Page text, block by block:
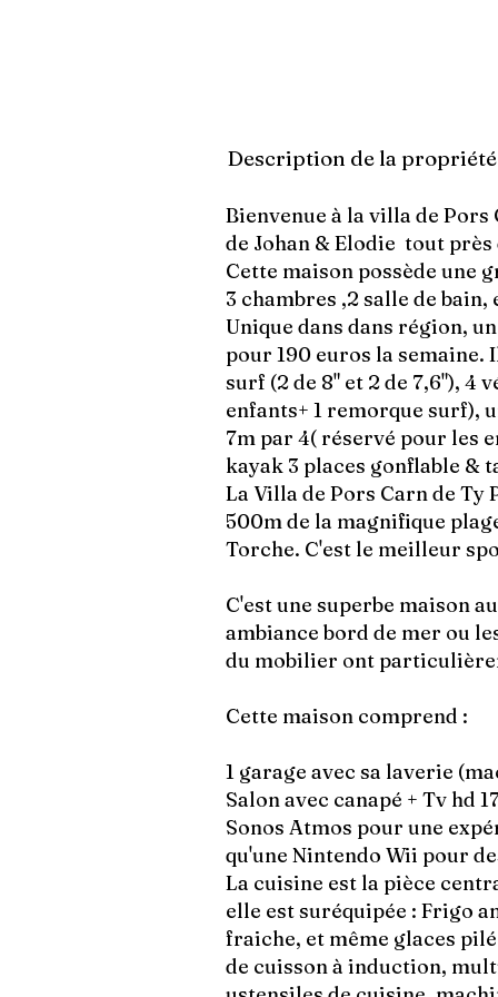
Description de la
Bienvenue à la villa de
de Johan & Elodie tout
Cette maison possède une
3 chambres ,2 salle de
Unique dans dans région,
pour 190 euros la semaine.
surf (2 de 8" et 2 de 7,6"), 4
enfants+ 1 remorque surf),
7m par 4( réservé pour les
kayak 3 places gonflable &
La Villa de Pors Carn de Ty
500m de la magnifique
Torche. C'est le meilleur
C'est une superbe maison
ambiance bord de mer ou
du mobilier ont
Cette maison comprend :
1 garage avec sa laverie
Salon avec canapé + Tv hd
Sonos Atmos pour une
qu'une Nintendo Wii pour
La cuisine est la pièce
elle est suréquipée : Frigo
fraiche, et même glaces
de cuisson à induction,